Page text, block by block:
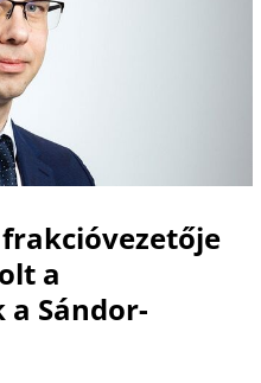
frakcióvezetője
a
Sándor-